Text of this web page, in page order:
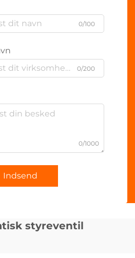
0/100
0/200
0/1000
Indsend
styreventil